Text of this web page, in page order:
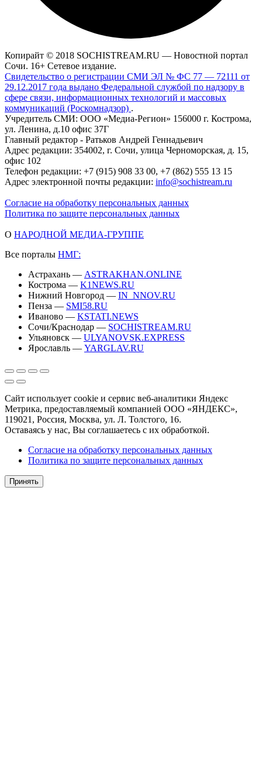
Копирайт © 2018 SOCHISTREAM.RU — Новостной портал
Сочи. 16+ Сетевое издание.
Свидетельство о регистрации СМИ ЭЛ № ФС 77 — 72111 от
29.12.2017 года выдано Федеральной службой по надзору в
сфере связи, информационных технологий и массовых
коммуникаций (Роскомнадзор) .
Учредитель СМИ: ООО «Медиа-Регион» 156000 г. Кострома,
ул. Ленина, д.10 офис 37Г
Главный редактор - Ратьков Андрей Геннадьевич
Адрес редакции: 354002, г. Сочи, улица Черноморская, д. 15,
офис 102
Телефон редакции: +7 (915) 908 33 00, +7 (862) 555 13 15
Адрес электронной почты редакции: info@sochistream.ru
Согласие на обработку персональных данных
Политика по защите персональных данных
О НАРОДНОЙ МЕДИА-ГРУППЕ
Все порталы НМГ:
Астрахань — ASTRAKHAN.ONLINE
Кострома — K1NEWS.RU
Нижний Новгород — IN_NNOV.RU
Пенза — SMI58.RU
Иваново — KSTATI.NEWS
Сочи/Краснодар — SOCHISTREAM.RU
Ульяновск — ULYANOVSK.EXPRESS
Ярославль — YARGLAV.RU
Сайт использует cookie и сервис веб-аналитики Яндекс
Метрика, предоставляемый компанией ООО «ЯНДЕКС»,
119021, Россия, Москва, ул. Л. Толстого, 16.
Оставаясь у нас, Вы соглашаетесь с их обработкой.
Согласие на обработку персональных данных
Политика по защите персональных данных
Принять